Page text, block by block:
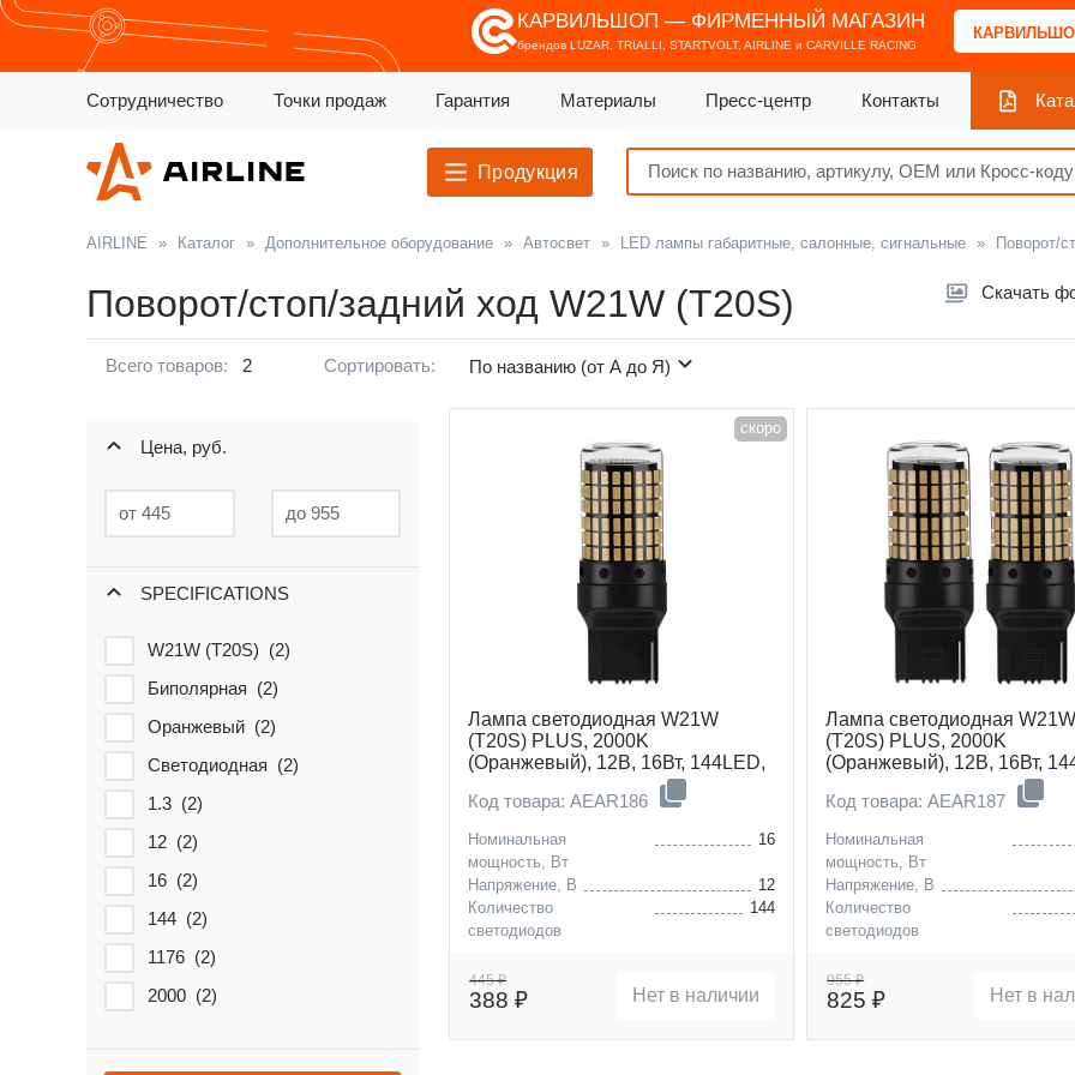
КАРВИЛЬШОП — ФИРМЕННЫЙ МАГАЗИН
брендов LUZAR, TRIALLI, STARTVOLT, AIRLINE и CARVILLE RACING
Сотрудничество Точки продаж Гарантия Материалы Пресс-центр Контакты
Продукция
AIRLINE » Каталог » Дополнительное оборудование » Автосвет » LED лампы габаритные, салонные, сигнальные » Поворот/
Поворот/стоп/задний ход W21W (T20S) Скачать
Всего товаров: 2 Сортировать: По названию (от А до Я)
Цена, руб.
SPECIFICATIONS
W21W (T20S) (2)
Биполярная (2)
Оранжевый (2)
Светодиодная (2)
1.3 (2)
12 (2)
16 (2)
144 (2)
1176 (2)
2000 (2)
скоро
Лампа светодиодная W21W
(T20S) PLUS, 2000K
(Оранжевый), 12В, 16Вт, 144LED,
Код товара: AEAR186
Номинальная
мощность, Вт
16
Напряжение, В
12
Количество
светодиодов
144
445 ₽
388 ₽ Нет в наличии
Лампа светодиодная W21W
(T20S) PLUS, 2000K
(Оранжевый), 12В, 16Вт,
Биполярная, комплект 2 шт.
Код товара: AEAR187
Номинальная
мощность, Вт
Напряжение, В
Количество
светодиодов
955 ₽
825 ₽ Нет в